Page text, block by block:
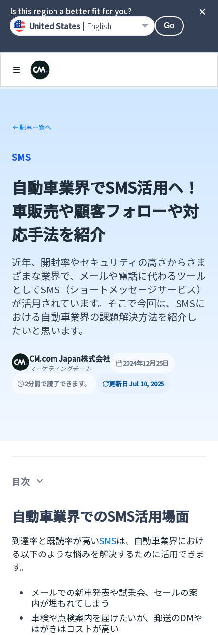
記事一覧へ
SMS
自動車業界でSMS活用へ！
車販売や顧客フォローや対
応手法を紹介
近年、開封率やセキュリティの高さからさま
ざまな業界で、メールや電話に代わるツール
としてSMS（ショートメッセージサービス）
が活用されています。そこで今回は、SMSに
おける自動車業界の課題解決方法を紹介し
たいと思います。
CM.com Japan株式会社
マーケティングチーム
2024年12月25日
2分間で読了できます。 更新日 Jul 10, 2025
目次
自動車業界でのSMS活用場面
車検・定期点検・キャンペーン等
来店予約のリマインドメール
自動車業界・販売会社がSMS導入で期待できる効
自動車業界でのSMS活用場面
到達率と既読率が高いSMSは、自動車業界におけ
る以下のような悩みを解決するために活用できま
す。
メールでの新車発表や試乗会、セールの案
内が埋もれてしまう
車検や点検案内を届けたいが、郵送のDMや
はがきはコストが高い
Is this region a better fit for you?
United States | English Go